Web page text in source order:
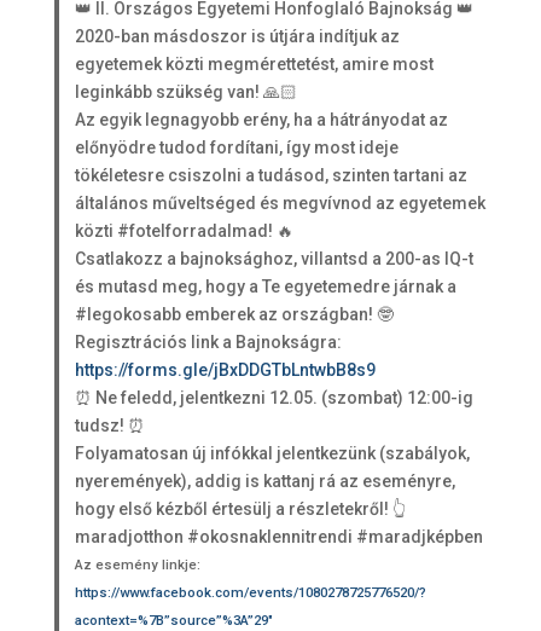
👑 II. Országos Egyetemi Honfoglaló Bajnokság 👑
2020-ban másdoszor is útjára indítjuk az
egyetemek közti megmérettetést, amire most
leginkább szükség van! 🙏🏻
Az egyik legnagyobb erény, ha a hátrányodat az
előnyödre tudod fordítani, így most ideje
tökéletesre csiszolni a tudásod, szinten tartani az
általános műveltséged és megvívnod az egyetemek
közti #fotelforradalmad! 🔥
Csatlakozz a bajnoksághoz, villantsd a 200-as IQ-t
és mutasd meg, hogy a Te egyetemedre járnak a
#legokosabb emberek az országban! 🤓
Regisztrációs link a Bajnokságra:
https://forms.gle/jBxDDGTbLntwbB8s9
⏰ Ne feledd, jelentkezni 12.05. (szombat) 12:00-ig
tudsz! ⏰
Folyamatosan új infókkal jelentkezünk (szabályok,
nyeremények), addig is kattanj rá az eseményre,
hogy első kézből értesülj a részletekről! 👆
maradjotthon #okosnaklennitrendi #maradjképben
Az esemény linkje:
https://www.facebook.com/events/1080278725776520/?
acontext=%7B”source”%3A”29″